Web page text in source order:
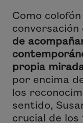
Como
conversación
de
propia
por encima
los
sentido,
crucial de